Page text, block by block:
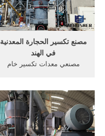
المسؤول في مطحنة الكرة
الطاقة, الطاقة العالية, مطاحن
الكرة ...
مصنع تكسير الحجارة المعدنية
في الهند
مصنعي معدات تكسير خام
متخصصه فى صناعه معدات
مصانع . دردشة مجانية; مصنعي
تكسير الحجارة وخام تكسير
الحل. مصنعي آلة طحن